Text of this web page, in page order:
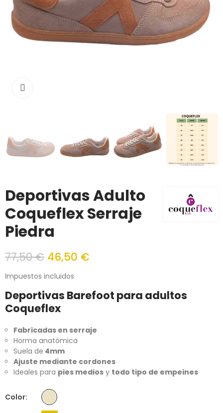
Deportivas Adulto
Coqueflex Serraje
Piedra
77,50 € 46,50 €
Impuestos incluidos
Deportivas Barefoot para adultos
Coqueflex
Fabricadas en serraje
Horma anatómica
Suela de 4mm
Ajuste mediante cordones
Ideales para pies medios y todo tipo de empeines
Color